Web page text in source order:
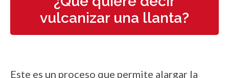
vulcanizar una llanta?
Este es un proceso que permite alargar la